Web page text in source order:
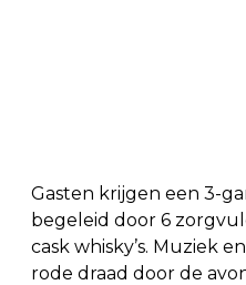
Gasten krijgen een 3-
begeleid door 6
cask whisky’s. Muziek
rode draad door de